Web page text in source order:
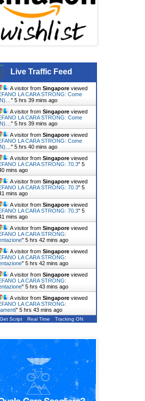
Live Traffic Feed
A visitor from Singapore viewed
LA CARA STRONG: Come
" 5 hrs 39 mins ago
A visitor from Singapore viewed
LA CARA STRONG: Come
" 5 hrs 39 mins ago
A visitor from Singapore viewed
LA CARA STRONG: Come
" 5 hrs 40 mins ago
A visitor from Singapore viewed
LA CARA STRONG: 70.3" 5
mins ago
A visitor from Singapore viewed
LA CARA STRONG: 70.3" 5
mins ago
A visitor from Singapore viewed
LA CARA STRONG: 70.3" 5
mins ago
A visitor from Singapore viewed
LA CARA STRONG:
" 5 hrs 42 mins ago
A visitor from Singapore viewed
LA CARA STRONG:
" 5 hrs 42 mins ago
A visitor from Singapore viewed
LA CARA STRONG:
" 5 hrs 43 mins ago
A visitor from Singapore viewed
LA CARA STRONG:
" 5 hrs 43 mins ago
Get Script Real Time Tracking ON